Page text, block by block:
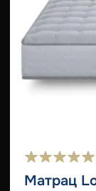
Матрац